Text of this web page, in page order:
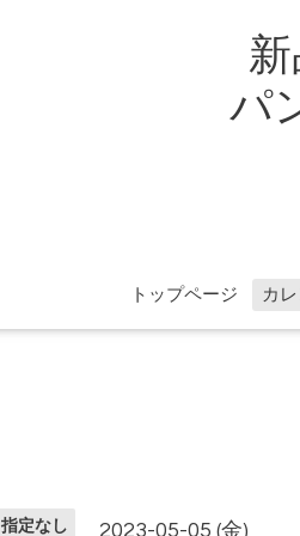
パ
トップページ カ
指定なし 2023-05-05 (金)